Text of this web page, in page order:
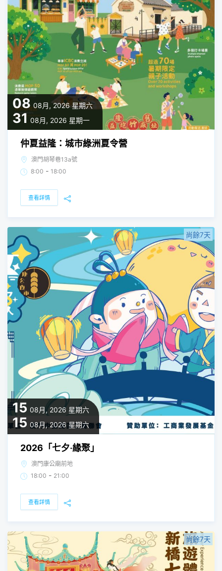
08 08月, 2026 星期六
31 08月, 2026 星期一
仲夏益隆：城市綠洲夏令營
澳門胡琴巷13a號
8:00 - 18:00
查看詳情
15 08月, 2026 星期六
15 08月, 2026 星期六
尚餘7天
2026「七夕‧緣聚」
澳門康公廟前地
18:00 - 21:00
查看詳情
尚餘7天